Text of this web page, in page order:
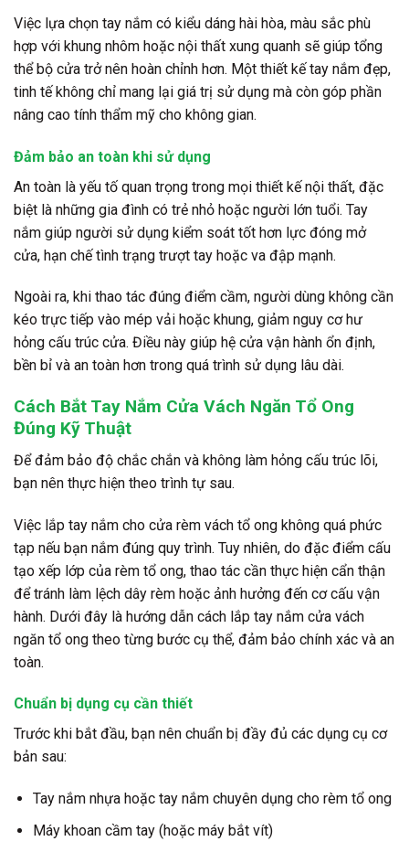
Việc lựa chọn tay nắm có kiểu dáng hài hòa, màu sắc phù
hợp với khung nhôm hoặc nội thất xung quanh sẽ giúp tổng
thể bộ cửa trở nên hoàn chỉnh hơn. Một thiết kế tay nắm đẹp,
tinh tế không chỉ mang lại giá trị sử dụng mà còn góp phần
nâng cao tính thẩm mỹ cho không gian.
Đảm bảo an toàn khi sử dụng
An toàn là yếu tố quan trọng trong mọi thiết kế nội thất, đặc
biệt là những gia đình có trẻ nhỏ hoặc người lớn tuổi. Tay
nắm giúp người sử dụng kiểm soát tốt hơn lực đóng mở
cửa, hạn chế tình trạng trượt tay hoặc va đập mạnh.
Ngoài ra, khi thao tác đúng điểm cầm, người dùng không cần
kéo trực tiếp vào mép vải hoặc khung, giảm nguy cơ hư
hỏng cấu trúc cửa. Điều này giúp hệ cửa vận hành ổn định,
bền bỉ và an toàn hơn trong quá trình sử dụng lâu dài.
Cách Bắt Tay Nắm Cửa Vách Ngăn Tổ Ong
Đúng Kỹ Thuật
Để đảm bảo độ chắc chắn và không làm hỏng cấu trúc lõi,
bạn nên thực hiện theo trình tự sau.
Việc lắp tay nắm cho cửa rèm vách tổ ong không quá phức
tạp nếu bạn nắm đúng quy trình. Tuy nhiên, do đặc điểm cấu
tạo xếp lớp của rèm tổ ong, thao tác cần thực hiện cẩn thận
để tránh làm lệch dây rèm hoặc ảnh hưởng đến cơ cấu vận
hành. Dưới đây là hướng dẫn cách lắp tay nắm cửa vách
ngăn tổ ong theo từng bước cụ thể, đảm bảo chính xác và an
toàn.
Chuẩn bị dụng cụ cần thiết
Trước khi bắt đầu, bạn nên chuẩn bị đầy đủ các dụng cụ cơ
bản sau:
Tay nắm nhựa hoặc tay nắm chuyên dụng cho rèm tổ ong
Máy khoan cầm tay (hoặc máy bắt vít)